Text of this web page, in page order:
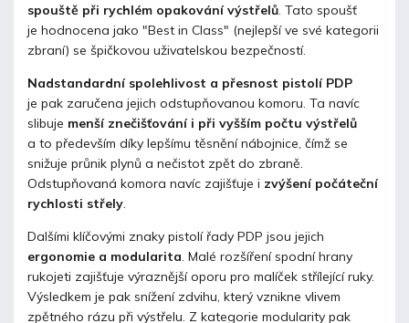
spouště při rychlém opakování výstřelů. Tato spoušť
je hodnocena jako "Best in Class" (nejlepší ve své kategorii
zbraní) se špičkovou uživatelskou bezpečností.
Nadstandardní spolehlivost a přesnost pistolí PDP
je pak zaručena jejich odstupňovanou komoru. Ta navíc
slibuje menší znečišťování i při vyšším počtu výstřelů
a to především díky lepšímu těsnění nábojnice, čímž se
snižuje průnik plynů a nečistot zpět do zbraně.
Odstupňovaná komora navíc zajišťuje i zvýšení počáteční
rychlosti střely.
Dalšími klíčovými znaky pistolí řady PDP jsou jejich
ergonomie a modularita. Malé rozšíření spodní hrany
rukojeti zajišťuje výraznější oporu pro malíček střílející ruky.
Výsledkem je pak snížení zdvihu, který vznikne vlivem
zpětného rázu při výstřelu. Z kategorie modularity pak